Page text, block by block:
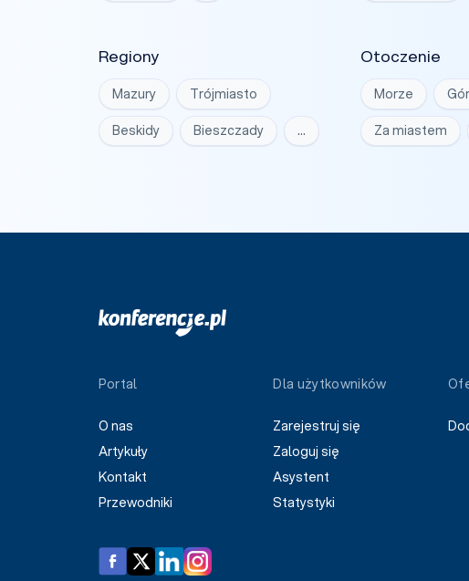
Regiony
Mazury Trójmiasto
Beskidy Bieszczady …
Otoczenie
Morze
Za miastem
Portal
O nas
Artykuły
Kontakt
Przewodniki
Dla użytkowników
Zarejestruj się
Zaloguj się
Asystent
Statystyki